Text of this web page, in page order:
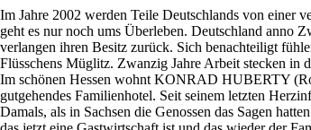
Im Jahre 2002 werden Teile Deutschlands von einer
geht es nur noch ums Überleben. Deutschland anno
verlangen ihren Besitz zurück. Sich benachteiligt
Flüsschens Müglitz. Zwanzig Jahre Arbeit stecken in
Im schönen Hessen wohnt KONRAD HUBERTY
gutgehendes Familienhotel. Seit seinem letzten
Damals, als in Sachsen die Genossen das Sagen